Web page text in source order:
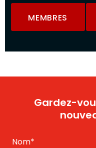
MEMBRES
Gardez-
Nom*